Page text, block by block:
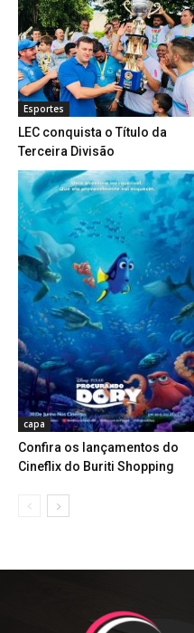
Esportes
LEC conquista o Título da
Terceira Divisão
capa
Confira os lançamentos do
Cineflix do Buriti Shopping